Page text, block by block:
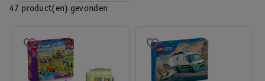
47 product(en) gevonden